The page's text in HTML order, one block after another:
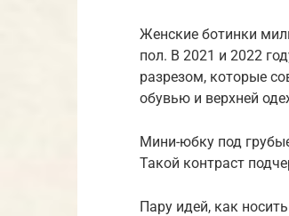
Женские ботинки
пол. В 2021 и 2022
разрезом, которые
обувью и верхней
Мини-юбку под
Такой контраст
Пару идей, как